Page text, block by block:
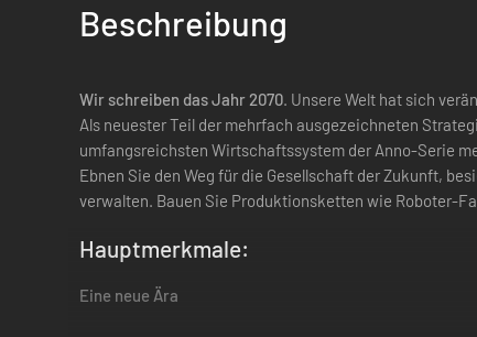
Beschreibung
Wir schreiben das Jahr 2070. Unsere Welt hat sich
Als neuester Teil der mehrfach ausgezeichneten
umfangsreichsten Wirtschaftssystem der Anno-Serie
Ebnen Sie den Weg für die Gesellschaft der Zukunft,
verwalten. Bauen Sie Produktionsketten wie Roboter-
Hauptmerkmale:
Eine neue Ära